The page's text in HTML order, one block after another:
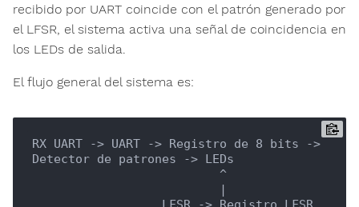
recibido por UART coincide con el patrón generado por
el LFSR, el sistema activa una señal de coincidencia en
los LEDs de salida.
El flujo general del sistema es:
RX UART -> UART -> Registro de 8 bits ->
Detector de patrones -> LEDs